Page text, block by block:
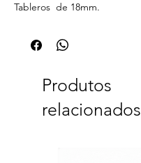
Tableros ​​de 18mm.
Produtos
relacionados